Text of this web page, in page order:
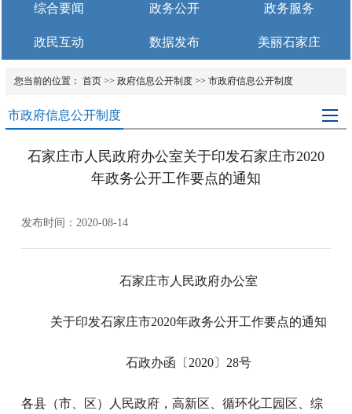
综合要闻 政务公开 政务服务
政民互动 数据发布 美丽石家庄
您当前的位置： 首页 >> 政府信息公开制度>> 市政府信息公开制度
市政府信息公开制度
石家庄市人民政府办公室关于印发石家庄市2020
年政务公开工作要点的通知
发布时间：2020-08-14
石家庄市人民政府办公室
关于印发石家庄市2020年政务公开工作要点的通知
石政办函〔2020〕28号
各县（市、区）人民政府，高新区、循环化工园区、综